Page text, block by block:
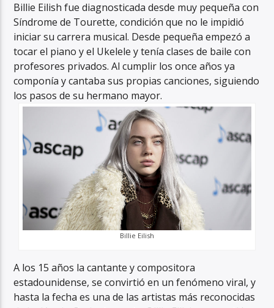
Billie Eilish fue diagnosticada desde muy pequeña con
Síndrome de Tourette, condición que no le impidió
iniciar su carrera musical. Desde pequeña empezó a
tocar el piano y el Ukelele y tenía clases de baile con
profesores privados. Al cumplir los once años ya
componía y cantaba sus propias canciones, siguiendo
los pasos de su hermano mayor.
Billie Eilish
A los 15 años la cantante y compositora
estadounidense, se convirtió en un fenómeno viral, y
hasta la fecha es una de las artistas más reconocidas